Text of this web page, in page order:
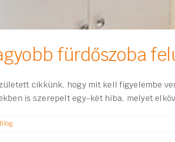
fürdőszoba
cikkünk, hogy mit kell figyelembe
is szerepelt egy-két hiba, melyet
Blog